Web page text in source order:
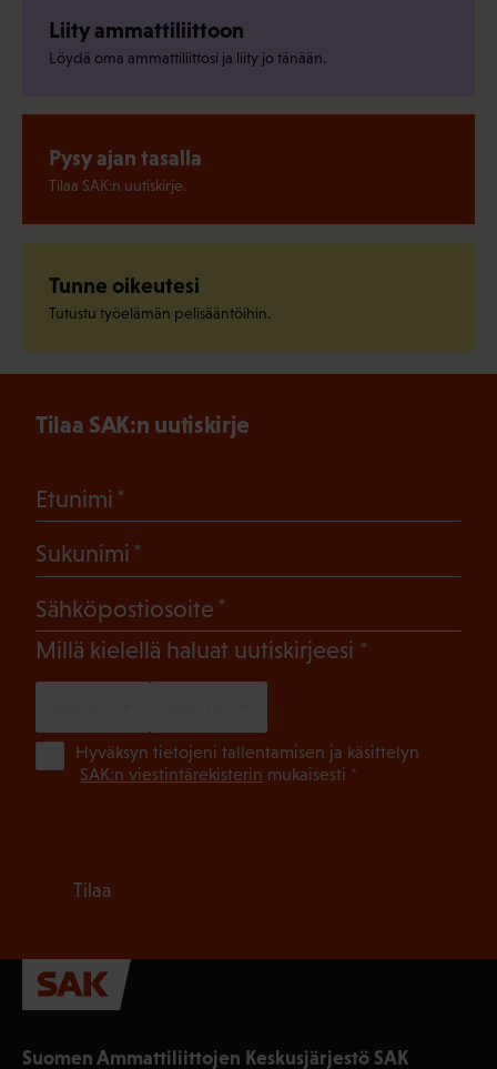
Liity ammattiliittoon
Löydä oma ammattiliittosi ja liity jo tänään.
Pysy ajan tasalla
Tilaa SAK:n uutiskirje.
Tunne oikeutesi
Tutustu työelämän pelisääntöihin.
Suomen Ammattiliittojen Keskusjärjestö SAK
Tilaa SAK:n uutiskirje
Etunimi
Sukunimi
Sähköpostiosoite
Millä kielellä haluat uutiskirjeesi (Pakollinen)
Hyväksyn tietojeni tallentamisen ja käsittelyn
SAK:n viestintärekisterin mukaisesti *
Tilaa